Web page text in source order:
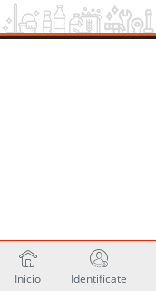
Inicio Identifícate